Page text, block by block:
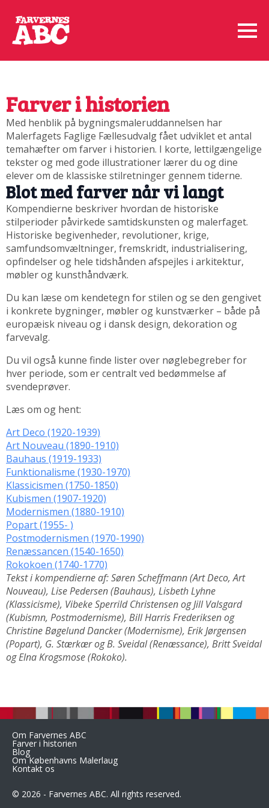
Farver i historien
Med henblik på bygningsmaleruddannelsen har
Malerfagets Faglige Fællesudvalg fået udviklet et antal
temahæfter om farver i historien. I korte, lettilgængelige
tekster og med gode illustrationer lærer du og dine
elever om de klassiske stilretninger gennem tiderne.
Blot med farver når vi langt
Kompendierne beskriver hvordan de historiske
stilperioder påvirkede samtidskunsten og malerfaget.
Historiske begivenheder, revolutioner, krige,
samfundsomvæltninger, fremskridt, industrialisering,
opfindelser og hele tidshånden afspejles i arkitektur,
møbler og kunsthåndværk.
Du kan læse om kendetegn for stilen og se den gengivet
i konkrete bygninger, møbler og kunstværker – både på
europæisk niveau og i dansk design, dekoration og
farvevalg.
Du vil også kunne finde lister over nøglebegreber for
hver periode, som er centralt ved bedømmelse af
svendeprøver.
Læs om og hent:
Art Deco (1920-1939)
Art Nouveau (1890-1910)
Bauhaus (1919-1933)
Funktionalisme (1930-1970)
Klassicismen (1750-1850)
Kubismen (1907-1920)
Modernismen (1880-1910)
Popart (1955- )
Postmodernismen (1970-1990)
Renæssancen (1540-1650)
Rokokoen (1740-1770)
Tekst i kompendierne af: Søren Scheffmann (Art Deco, Art
Nouveau), Lise Pedersen (Bauhaus), Lisbeth Lyhne
(Klassicisme), Vibeke Sperrild Christensen og Jill Valsgard
(Kubismn, Postmodernisme), Bill Harris Frederiksen og
Christine Bøgelund Dancker (Modernisme), Erik Jørgensen
(Popart), G. Stærkær og B. Sveidal (Renæssance), Britt Sveidal
og Elna Krogsmose (Rokoko).
Om Farvernes ABC
Farver i historien
Blog
Om Københavns Malerlaug
Kontakt os
© 2026 - Farvernes ABC. All rights reserved.